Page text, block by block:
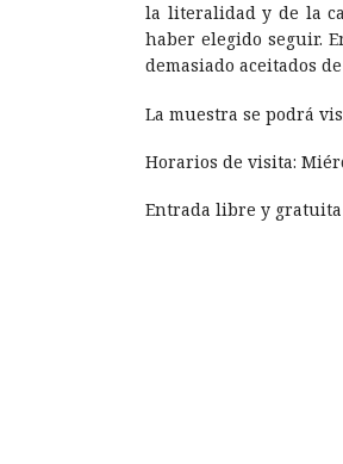
la literalidad y de la
haber elegido seguir.
demasiado aceitados
La muestra se podrá
Horarios de visita:
Entrada libre y gratuita